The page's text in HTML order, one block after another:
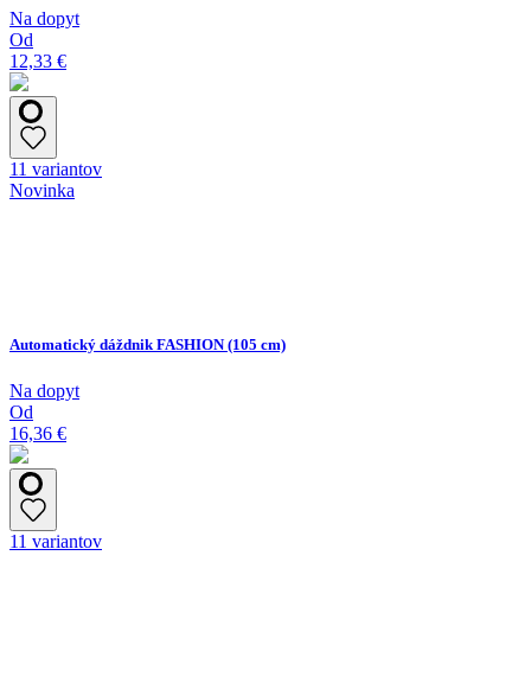
Na dopyt
Od
12,33 €
11 variantov
Novinka
Automatický dáždnik FASHION (105 cm)
Na dopyt
Od
16,36 €
11 variantov